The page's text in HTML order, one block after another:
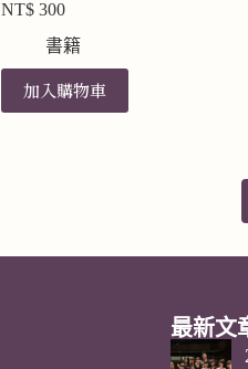
NT$ 300
書籍
加入購物車
最新文